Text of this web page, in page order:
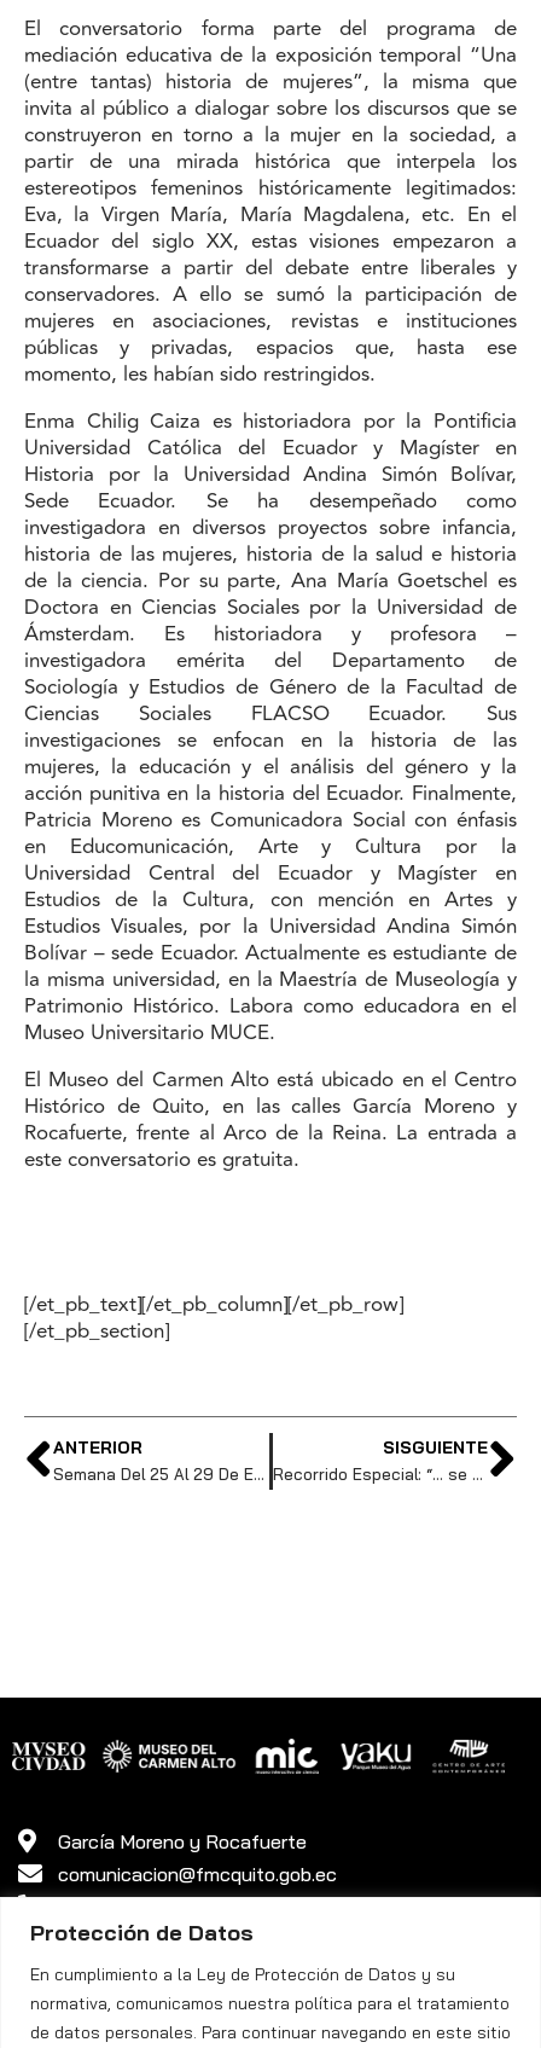
Protección de Datos
En cumplimiento a la Ley de Protección de Datos y su
normativa, comunicamos nuestra política para el tratamiento
de datos personales. Para continuar navegando en este sitio
El conversatorio forma parte del programa de
mediación educativa de la exposición temporal “Una
(entre tantas) historia de mujeres”, la misma que
invita al público a dialogar sobre los discursos que se
construyeron en torno a la mujer en la sociedad, a
partir de una mirada histórica que interpela los
estereotipos femeninos históricamente legitimados:
Eva, la Virgen María, María Magdalena, etc. En el
Ecuador del siglo XX, estas visiones empezaron a
transformarse a partir del debate entre liberales y
conservadores. A ello se sumó la participación de
mujeres en asociaciones, revistas e instituciones
públicas y privadas, espacios que, hasta ese
momento, les habían sido restringidos.
Enma Chilig Caiza es historiadora por la Pontificia
Universidad Católica del Ecuador y Magíster en
Historia por la Universidad Andina Simón Bolívar,
Sede Ecuador. Se ha desempeñado como
investigadora en diversos proyectos sobre infancia,
historia de las mujeres, historia de la salud e historia
de la ciencia. Por su parte, Ana María Goetschel es
Doctora en Ciencias Sociales por la Universidad de
Ámsterdam. Es historiadora y profesora –
investigadora emérita del Departamento de
Sociología y Estudios de Género de la Facultad de
Ciencias Sociales FLACSO Ecuador. Sus
investigaciones se enfocan en la historia de las
mujeres, la educación y el análisis del género y la
acción punitiva en la historia del Ecuador. Finalmente,
Patricia Moreno es Comunicadora Social con énfasis
en Educomunicación, Arte y Cultura por la
Universidad Central del Ecuador y Magíster en
Estudios de la Cultura, con mención en Artes y
Estudios Visuales, por la Universidad Andina Simón
Bolívar – sede Ecuador. Actualmente es estudiante de
la misma universidad, en la Maestría de Museología y
Patrimonio Histórico. Labora como educadora en el
Museo Universitario MUCE.
El Museo del Carmen Alto está ubicado en el Centro
Histórico de Quito, en las calles García Moreno y
Rocafuerte, frente al Arco de la Reina. La entrada a
este conversatorio es gratuita.
[/et_pb_text][/et_pb_column][/et_pb_row]
[/et_pb_section]
ANTERIOR
Semana Del 25 Al 29 De Enero De 2023
SISGUIENTE
Recorrido Especial: “… se fueron a Popayán. Historias de migraciones carmelitas”.
García Moreno y Rocafuerte
comunicacion@fmcquito.gob.ec